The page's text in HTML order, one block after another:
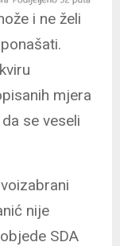
i ne želi
mjera
se veseli
nije
SDA